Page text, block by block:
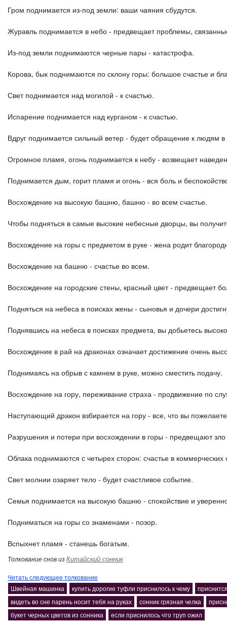
Гром поднимается из-под земли: ваши чаяния сбудутся.
Журавль поднимается в небо - предвещает проблемы,
Из-под земли поднимаются черные пары - катастрофа.
Корова, бык поднимаются по склону горы: большое счастье и
Свет поднимается над могилой - к счастью.
Испарение поднимается над курганом - к счастью.
Вдруг поднимается сильный ветер - будет обращение к людям в
Огромное пламя, огонь поднимается к небу - возвещает
Поднимается дым, горит пламя и огонь - вся боль и
Восхождение на высокую башню, башню - во всем счастье.
Чтобы подняться в самые высокие небесные дворцы, вы
Восхождение на горы с предметом в руке - жена родит
Восхождение на башню - счастье во всем.
Восхождение на городские стены, красный цвет - предвещает
Подняться на небеса в поисках жены - сыновья и дочери
Поднявшись на небеса в поисках предмета, вы добьетесь
Восхождение в рай на драконах означает достижение очень
Поднимаясь на обрыв с камнем в руке, можно сместить подачу.
Восхождение на гору, переживание страха - продвижение по
Наступающий дракон взбирается на гору - все, что вы
Разрушения и потери при восхождении в горы - предвещают зло
Облака поднимаются с четырех сторон: счастье в коммерческих
Свет молнии озаряет тело - будет счастливое событие.
Семья поднимается на высокую башню - спокойствие и
Подниматься на горы со знаменами - позор.
Вспыхнет пламя - станешь богатым.
Толкование снов изКитайский сонник
Читать следующее толкование
Швейная машинка
купить дорогие туфли приснилось к чему
видеть во сне парень носит тебя на руках
сонник грязная челка
букет черных цветов из сонника
если приснилось что труп ожил